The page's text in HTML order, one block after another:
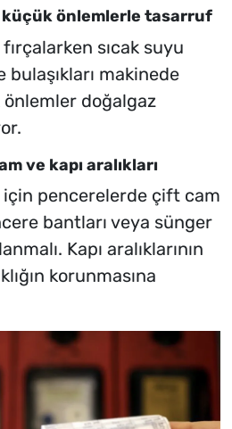
önlemlerle tasarruf
sıcak suyu
bulaşıkları makinede
önlemler doğalgaz
ve kapı aralıkları
için pencerelerde çift cam
bantları veya sünger
Kapı aralıklarının
korunmasına